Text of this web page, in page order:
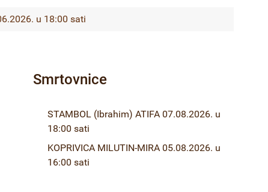
u 18:00 sati
Smrtovnice
STAMBOL (Ibrahim) ATIFA 07.08.2026. u
18:00 sati
KOPRIVICA MILUTIN-MIRA 05.08.2026. u
16:00 sati